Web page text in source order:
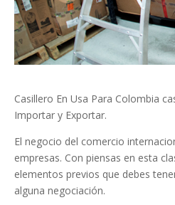
Casillero En Usa Para Colombia
Importar y Exportar.
El negocio del comercio
empresas. Con piensas en esta
elementos previos que debes
alguna negociación.